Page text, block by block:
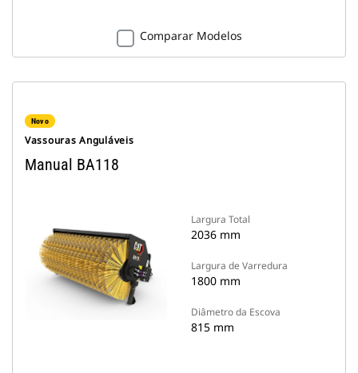
Comparar Modelos
Novo
Vassouras Anguláveis
Manual BA118
Largura Total
2036 mm
Largura de Varredura
1800 mm
Diâmetro da Escova
815 mm